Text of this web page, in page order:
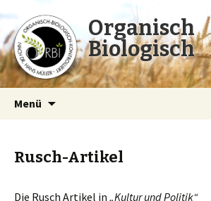
Organisch
Biologisch
Menü
Rusch-Artikel
Die Rusch Artikel in „Kultur und Politik“